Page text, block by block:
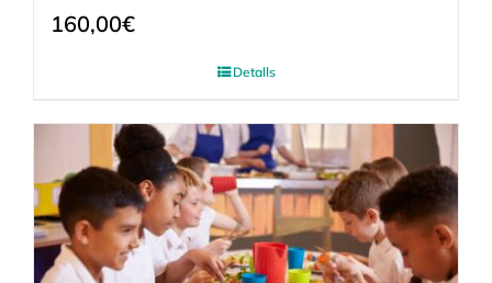
160,00€
Detalls